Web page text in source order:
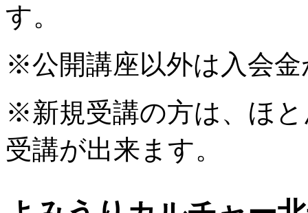
す。
※公開講座以外は入会
※新規受講の方は、ほ
受講が出来ます。